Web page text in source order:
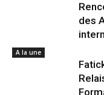
des
A la une